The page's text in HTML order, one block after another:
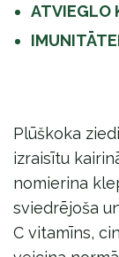
ATVIEGLO
Plūškoka
izraisītu
nomierina
sviedrējoša
C vitamīns,